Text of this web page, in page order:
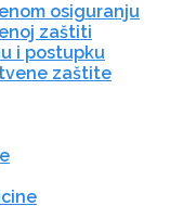
osiguranju
zaštiti
i postupku
zaštite